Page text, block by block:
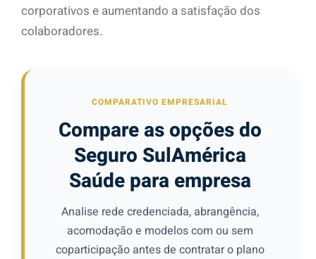
corporativos e aumentando a satisfação dos
colaboradores.
COMPARATIVO EMPRESARIAL
Compare as opções do
Seguro SulAmérica
Saúde para empresa
Analise rede credenciada, abrangência,
acomodação e modelos com ou sem
coparticipação antes de contratar o plano